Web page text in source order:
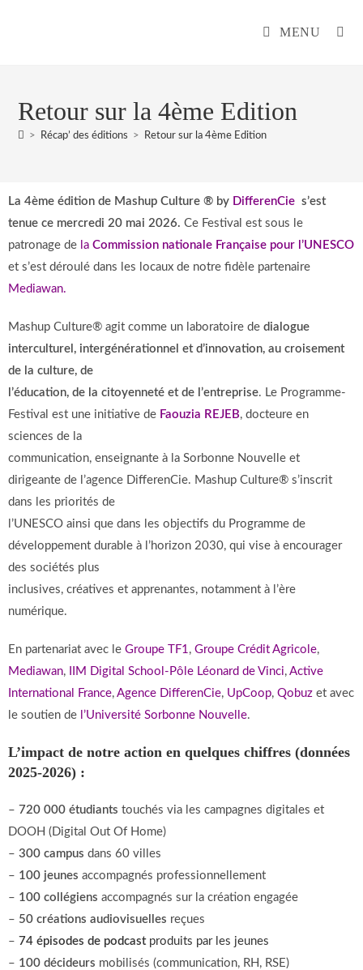
MENU
Retour sur la 4ème Edition
> Récap’ des éditions > Retour sur la 4ème Edition
La 4ème édition de Mashup Culture ® by DifferenCie s’est
tenue ce mercredi 20 mai 2026. Ce Festival est sous le
patronage de la Commission nationale Française pour l’UNESCO
et s’est déroulé dans les locaux de notre fidèle partenaire
Mediawan.
Mashup Culture® agit comme un laboratoire de dialogue
interculturel, intergénérationnel et d’innovation, au croisement
de la culture, de
l’éducation, de la citoyenneté et de l’entreprise. Le Programme-
Festival est une initiative de Faouzia REJEB, docteure en
sciences de la
communication, enseignante à la Sorbonne Nouvelle et
dirigeante de l’agence DifferenCie. Mashup Culture® s’inscrit
dans les priorités de
l’UNESCO ainsi que dans les objectifs du Programme de
développement durable à l’horizon 2030, qui vise à encourager
des sociétés plus
inclusives, créatives et apprenantes, notamment à l’ère
numérique.
En partenariat avec le Groupe TF1, Groupe Crédit Agricole,
Mediawan, IIM Digital School-Pôle Léonard de Vinci, Active
International France, Agence DifferenCie, UpCoop, Qobuz et avec
le soutien de l’Université Sorbonne Nouvelle.
L’impact de notre action en quelques chiffres (données
2025-2026) :
– 720 000 étudiants touchés via les campagnes digitales et
DOOH (Digital Out Of Home)
– 300 campus dans 60 villes
– 100 jeunes accompagnés professionnellement
– 100 collégiens accompagnés sur la création engagée
– 50 créations audiovisuelles reçues
– 74 épisodes de podcastproduits par les jeunes
– 100 décideurs mobilisés (communication, RH, RSE)